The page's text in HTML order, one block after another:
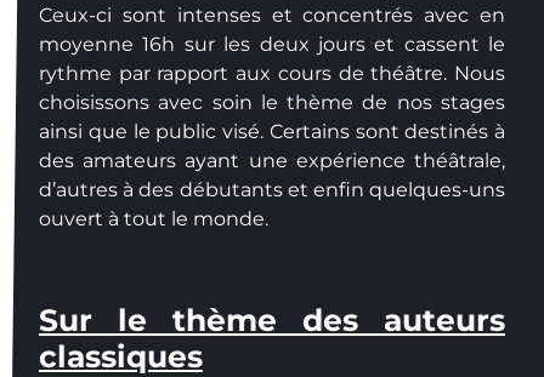
Ceux-ci sont intenses et concentrés avec en
moyenne 16h sur les deux jours et cassent le
rythme par rapport aux cours de théâtre. Nous
choisissons avec soin le thème de nos stages
ainsi que le public visé. Certains sont destinés à
des amateurs ayant une expérience théâtrale,
d’autres à des débutants et enfin quelques-uns
ouvert à tout le monde.
Sur le thème des auteurs
classiques